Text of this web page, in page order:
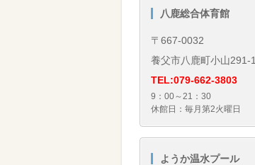
八鹿総合体育館
〒667-0032
養父市八鹿町小山291-1
TEL:079-662-3803
9：00～21：30
休館日：毎月第2火曜日
ようか温水プール